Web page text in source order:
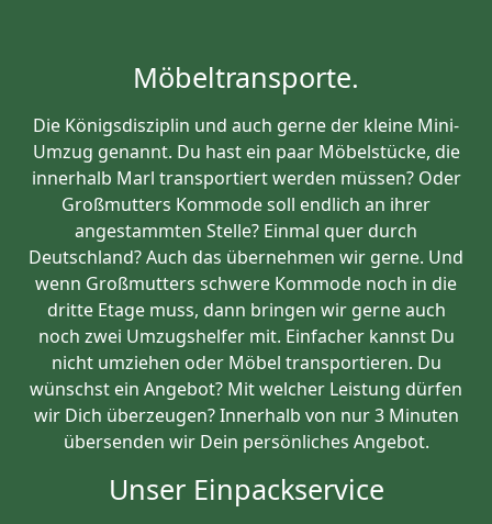
Möbeltransporte.
Die Königsdisziplin und auch gerne der kleine Mini-
Umzug genannt. Du hast ein paar Möbelstücke, die
innerhalb Marl transportiert werden müssen? Oder
Großmutters Kommode soll endlich an ihrer
angestammten Stelle? Einmal quer durch
Deutschland? Auch das übernehmen wir gerne. Und
wenn Großmutters schwere Kommode noch in die
dritte Etage muss, dann bringen wir gerne auch
noch zwei Umzugshelfer mit. Einfacher kannst Du
nicht umziehen oder Möbel transportieren. Du
wünschst ein Angebot? Mit welcher Leistung dürfen
wir Dich überzeugen? Innerhalb von nur 3 Minuten
übersenden wir Dein persönliches Angebot.
Unser Einpackservice